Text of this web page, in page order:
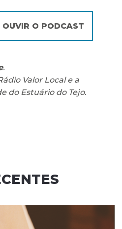
O PODCAST
.
Valor Local e a
do Estuário do Tejo.